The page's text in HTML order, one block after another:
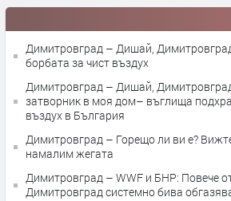
Димитровград – Дишай,
борбата за чист въздух
Димитровград – Дишай, Димитровград и HRW - Като
затворник в моя дом– въглища
въздух в България
Димитровград – Горещо ли ви е?
намалим жегата
Димитровград – WWF и БНР: Повече
Димитровград системно бива